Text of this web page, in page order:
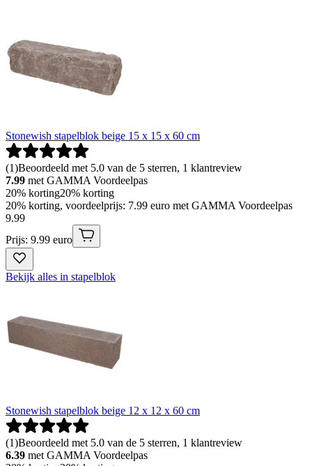
Stonewish stapelblok beige 15 x 15 x 60 cm
(1)Beoordeeld met 5.0 van de 5 sterren, 1 klantreview
7.99 met GAMMA Voordeelpas
20% korting20% korting
20% korting, voordeelprijs: 7.99 euro met GAMMA Voordeelpas
9.99
Prijs: 9.99 euro
Bekijk alles in stapelblok
Stonewish stapelblok beige 12 x 12 x 60 cm
(1)Beoordeeld met 5.0 van de 5 sterren, 1 klantreview
6.39 met GAMMA Voordeelpas